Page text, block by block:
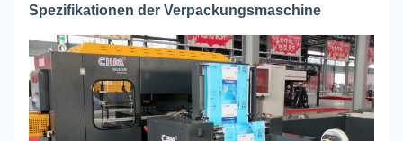
Spezifikationen der Verpackungsmaschine